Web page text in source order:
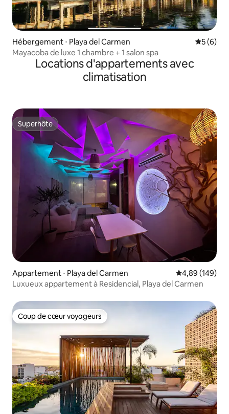
Hébergement ⋅ Playa del Carmen
5 (6)
Mayacoba de luxe 1 chambre + 1 salon spa
Locations d'appartements avec
climatisation
Superhôte
Superhôte
Appartement ⋅ Playa del Carmen Évaluation
4,89 (149)
Luxueux appartement à Residencial, Playa del Carmen
Coup de cœur voyageurs
Coup de cœur voyageurs